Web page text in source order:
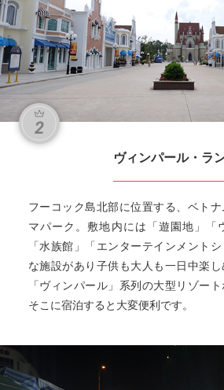
ヴィンパール・ラ
フーコック島北部に位置する、ベト
マパーク。敷地内には「遊園地」「
「水族館」「エンターテインメント
な施設があり子供も大人も一日中楽
「ヴィンパール」系列の大型リゾート
そこに宿泊すると大変便利です。